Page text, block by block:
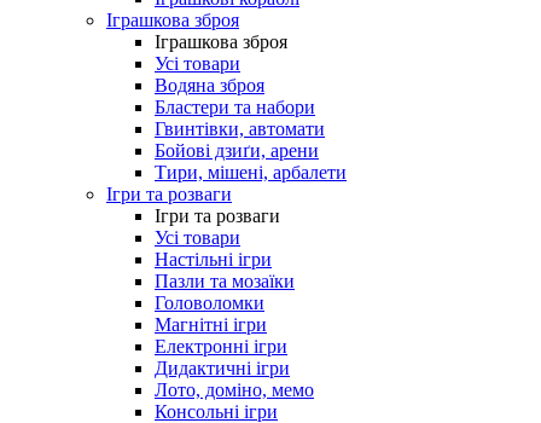
Іграшкова зброя
Іграшкова зброя
Усі товари
Водяна зброя
Бластери та набори
Гвинтівки, автомати
Бойові дзиґи, арени
Тири, мішені, арбалети
Ігри та розваги
Ігри та розваги
Усі товари
Настільні ігри
Пазли та мозаїки
Головоломки
Магнітні ігри
Електронні ігри
Дидактичні ігри
Лото, доміно, мемо
Консольні ігри